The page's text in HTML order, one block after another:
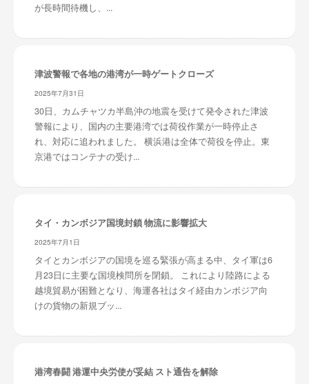
が長時間待機し、...
津波警報で各地の港湾が一時ゲートクローズ
2025年7月31日
30日、カムチャツカ半島沖の地震を受けて発令された津波
警報により、国内の主要港湾では荷役作業が一時停止さ
れ、対応に追われました。 横浜港は全体で荷役を停止。東
京港ではコンテナの受け...
タイ・カンボジア国境封鎖 物流に影響拡大
2025年7月1日
タイとカンボジアの国境を巡る緊張が高まる中、タイ軍は6
月23日に主要な国境検問所を閉鎖。 これにより陸路による
越境貿易が困難となり、海運各社はタイ経由カンボジア向
けの貨物の新規ブッ...
港湾春闘 港運中央労使が妥結 スト通告を解除